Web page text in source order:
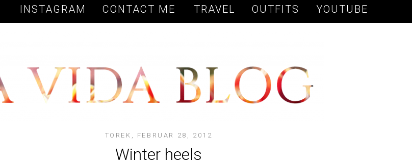
Vow to Fashion
INSTAGRAM CONTACT ME TRAVEL OUTFITS YOUTUBE
TOREK, FEBRUAR 28, 2012
Winter heels